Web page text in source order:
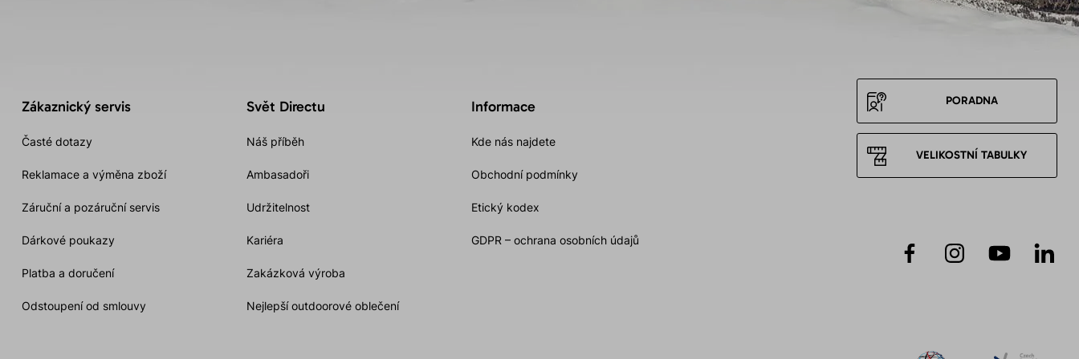
Zákaznický servis
Časté dotazy
Reklamace a výměna zboží
Záruční a pozáruční servis
Dárkové poukazy
Platba a doručení
Odstoupení od smlouvy
Svět Directu
Náš příběh
Ambasadoři
Udržitelnost
Kariéra
Zakázková výroba
Nejlepší outdoorové oblečení
Informace
Kde nás najdete
Obchodní podmínky
Etický kodex
GDPR – ochrana osobních údajů
PORADNA
VELIKOSTNÍ TABULKY